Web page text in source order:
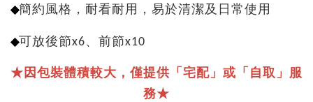
◆簡約風格，耐看耐用，易於清潔及日常使用
◆可放後節x6、前節x10
★因包裝體積較大，僅提供「宅配」或「自取」服
務★